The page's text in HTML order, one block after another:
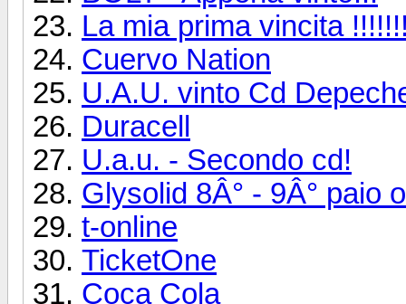
La mia prima vincita
Cuervo Nation
U.A.U. vinto Cd
Duracell
U.a.u. - Secondo cd!
Glysolid 8Â° - 9Â° paio
t-online
TicketOne
Coca Cola